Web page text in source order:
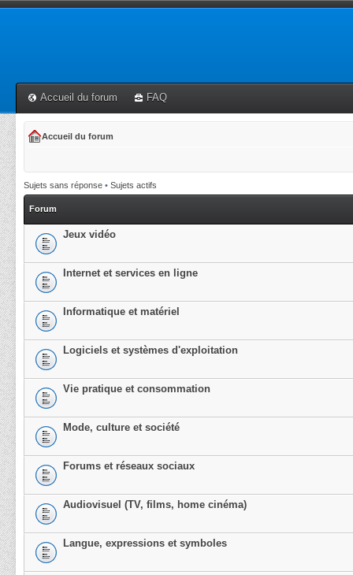
Accueil du forum FAQ
Accueil du forum
Sujets sans réponse • Sujets actifs
Forum
Jeux vidéo
Internet et services en ligne
Informatique et matériel
Logiciels et systèmes d'exploitation
Vie pratique et consommation
Mode, culture et société
Forums et réseaux sociaux
Audiovisuel (TV, films, home cinéma)
Langue, expressions et symboles